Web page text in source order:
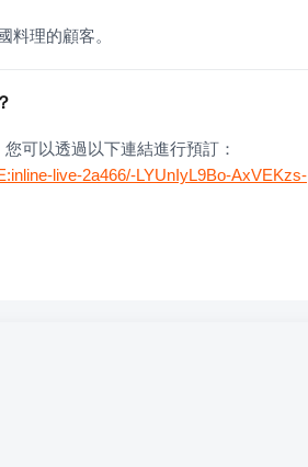
料理的顧客。
可以透過以下連結進行預訂：
live-2a466/-LYUnIyL9Bo-AxVEKzs-